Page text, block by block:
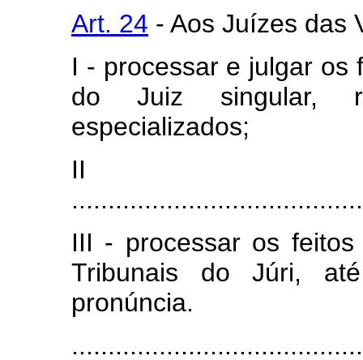
Art. 24 - Aos Juízes das
I - processar e julgar os
do Juiz singular,
especializados;
III - processar os
Tribunais do Júri,
pronúncia.